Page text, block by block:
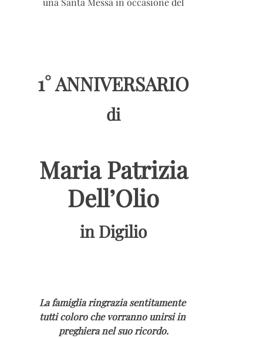
1° ANNIVERSARIO
di
Maria Patrizia
Dell’Olio
in Digilio
La famiglia ringrazia sentitamente
tutti coloro che vorranno unirsi in
preghiera nel suo ricordo.